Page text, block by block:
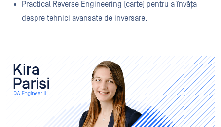
Practical Reverse Engineering (carte) pentru a învăța
despre tehnici avansate de inversare.